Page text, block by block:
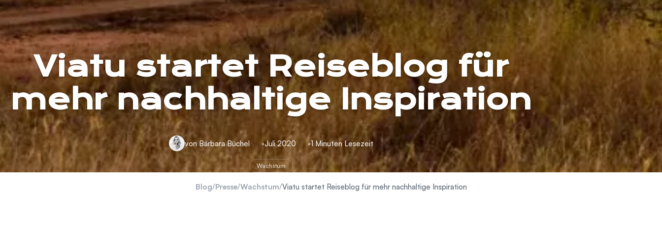
Viatu startet Reiseblog für
mehr nachhaltige Inspiration
von Bárbara Büchel Juli 2020 1 Minuten Lesezeit
Wachstum
Blog/Presse/Wachstum/Viatu startet Reiseblog für mehr nachhaltige Inspiration